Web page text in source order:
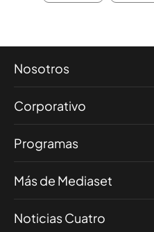
Nosotros
Corporativo
Programas
Más de Mediaset
Noticias Cuatro